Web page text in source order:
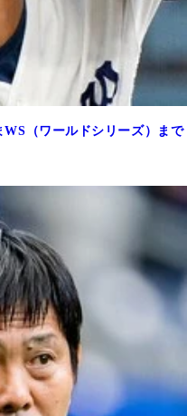
（ワールドシリーズ）まで